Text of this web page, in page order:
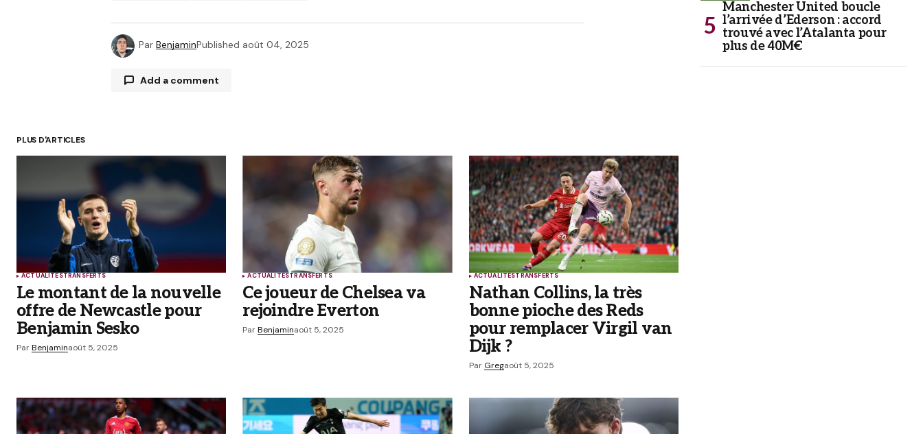
Par BenjaminPublished août 04, 2025
Add a comment
avec*
Comment*
Enregistrer mon nom, mon e-mail et
mon site dans le navigateur pour mon
prochain commentaire.
Prévenez-moi de tous les nouveaux articles par e-mail.
PLUS D'ARTICLES
ACTUALITÉSTRANSFERTS
Le montant de la nouvelle
offre de Newcastle pour
Benjamin Sesko
ParBenjaminaoût 5, 2025
ACTUALITÉSTRANSFERTS
Ce joueur de Chelsea va
rejoindre Everton
Par Benjaminaoût 5, 2025
ACTUALITÉSTRANSFERTS
Nathan Collins, la très
bonne pioche des Reds
pour remplacer Virgil van
Dijk ?
Par Gregaoût 5, 2025
Manchester United boucle
l’arrivée d’Ederson : accord
trouvé avec l’Atalanta pour
plus de 40M€